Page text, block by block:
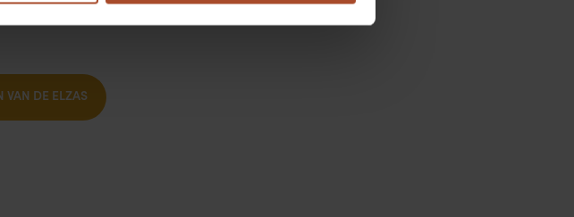
VAN DE ELZAS